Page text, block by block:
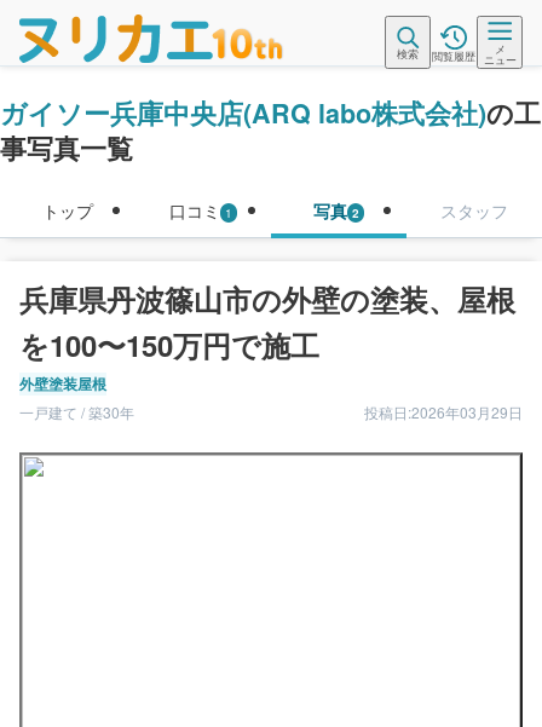
検索 閲覧履歴
メ
ニュー
ガイソー兵庫中央店(ARQ labo株式会社)の工
事写真一覧
トップ 口コミ 1 写真 2 スタッフ
兵庫県丹波篠山市の外壁の塗装、屋根
を100〜150万円で施工
外壁塗装屋根
一戸建て / 築30年 投稿日:2026年03月29日